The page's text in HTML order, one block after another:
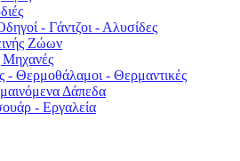
- Γάντζοι - Αλυσίδες
Ζώων
Μηχανές
- Θερμοθάλαμοι - Θερμαντικές
Δάπεδα
- Εργαλεία